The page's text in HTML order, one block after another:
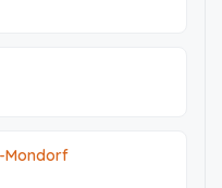
Mondorf